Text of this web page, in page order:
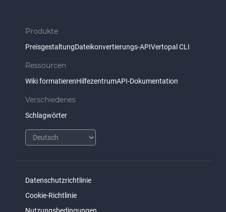
Produkte
PreisgestaltungDateikonvertierungs-APIVertopal CLI
Ressourcen
Wiki formatierenHilfezentrumAPI-Dokumentation
Verschiedenes
Schlagwörter
Datenschutzrichtlinie
Cookie-Richtlinie